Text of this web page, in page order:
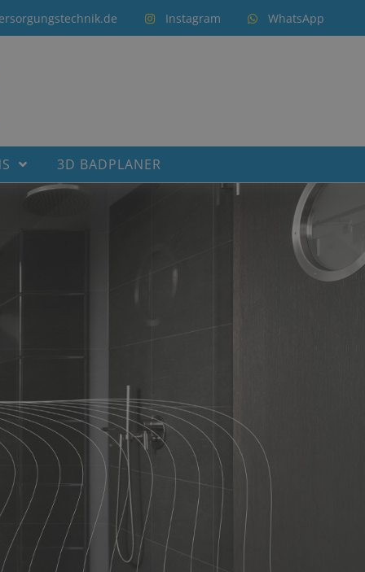
Instagram WhatsApp
3D BADPLANER